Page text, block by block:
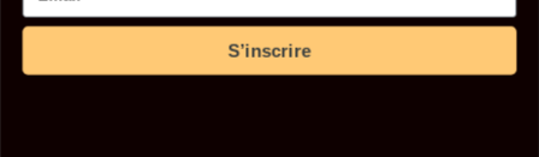
S’inscrire